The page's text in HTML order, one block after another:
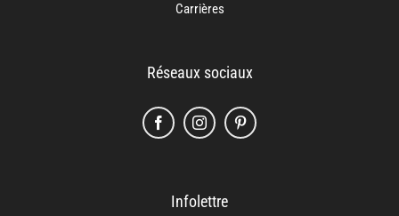
Carrières
Réseaux sociaux
Infolettre